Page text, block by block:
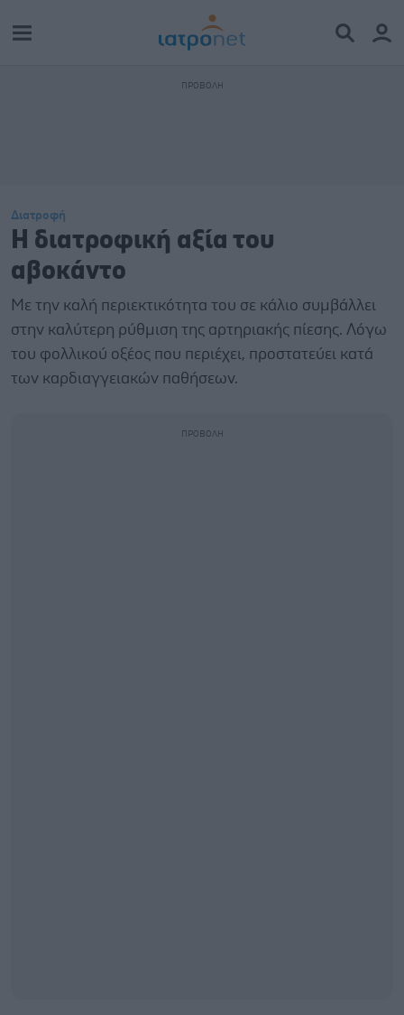
Διατροφή
H διατροφική αξία του
αβοκάντο
Με την καλή περιεκτικότητα του σε κάλιο συμβάλλει
στην καλύτερη ρύθμιση της αρτηριακής πίεσης. Λόγω
του φολλικού οξέος που περιέχει, προστατεύει κατά
των καρδιαγγειακών παθήσεων.